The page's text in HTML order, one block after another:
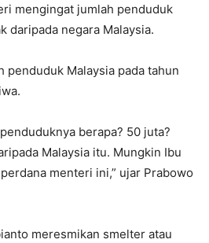
mengingat jumlah penduduk
daripada negara Malaysia.
penduduk Malaysia pada tahun
berapa? 50 juta?
Malaysia itu. Mungkin Ibu
menteri ini,” ujar Prabowo
meresmikan smelter atau